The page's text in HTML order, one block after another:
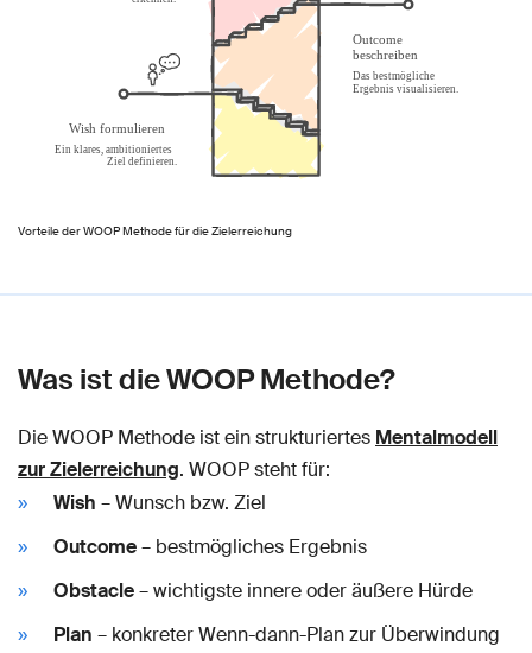
Vorteile der WOOP Methode für die Zielerreichung
Was ist die WOOP Methode?
Die WOOP Methode ist ein strukturiertes Mentalmodell
zur Zielerreichung. WOOP steht für:
Wish – Wunsch bzw. Ziel
Outcome– bestmögliches Ergebnis
Obstacle– wichtigste innere oder äußere Hürde
Plan – konkreter Wenn-dann-Plan zur Überwindung